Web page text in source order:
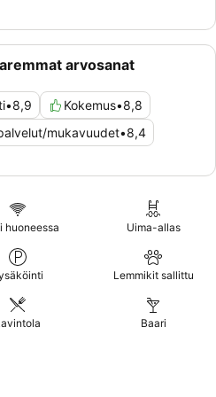
arvosanat
•8,9 Kokemus•8,8
mukavuudet•8,4
huoneessa Uima-allas
Lemmikit sallittu
Baari